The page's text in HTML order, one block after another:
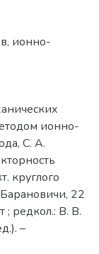
, ионно-
ионно-
С. А.
круглого
22
; редкол.: В. В.
–